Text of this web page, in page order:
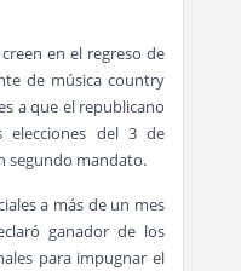
en el regreso de
de música country
a que el republicano
elecciones del 3 de
segundo mandato.
a más de un mes
ganador de los
para impugnar el